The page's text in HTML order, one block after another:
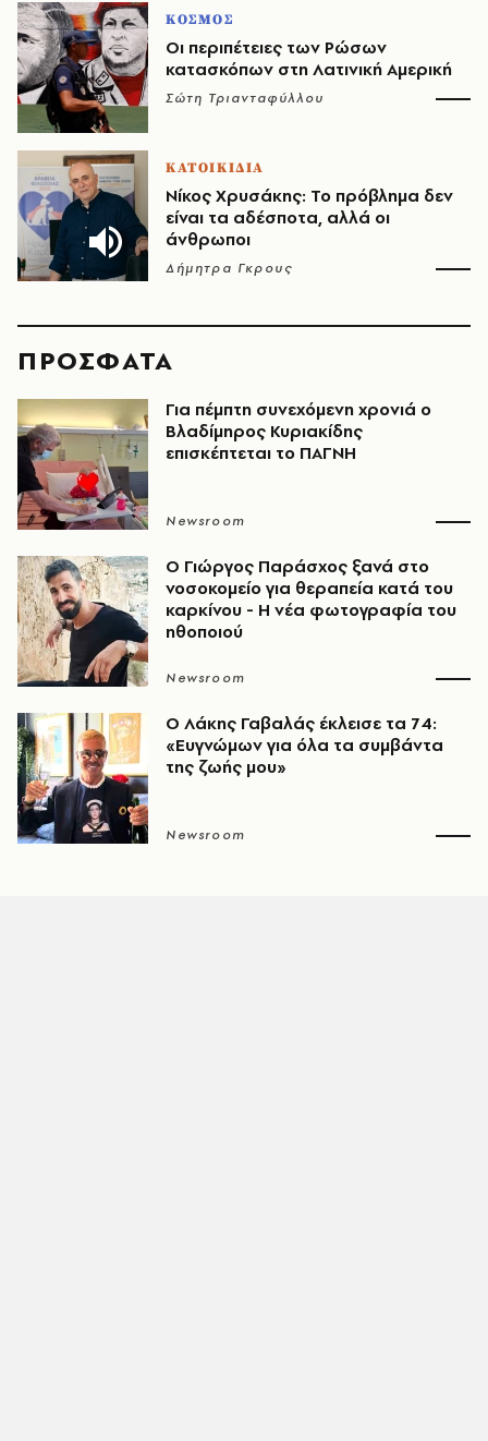
ΚΟΣΜΟΣ
Οι περιπέτειες των Ρώσων
κατασκόπων στη Λατινική Αμερική
Σώτη Τριανταφύλλου
ΚΑΤΟΙΚΙΔΙΑ
Νίκος Χρυσάκης: Το πρόβλημα δεν
είναι τα αδέσποτα, αλλά οι
άνθρωποι
Δήμητρα Γκρους
ΠΡΟΣΦΑΤΑ
Για πέμπτη συνεχόμενη χρονιά ο
Βλαδίμηρος Κυριακίδης
επισκέπτεται το ΠΑΓΝΗ
Newsroom
O Γιώργος Παράσχος ξανά στο
νοσοκομείο για θεραπεία κατά του
καρκίνου - Η νέα φωτογραφία του
ηθοποιού
Newsroom
O Λάκης Γαβαλάς έκλεισε τα 74:
«Ευγνώμων για όλα τα συμβάντα
της ζωής μου»
Newsroom